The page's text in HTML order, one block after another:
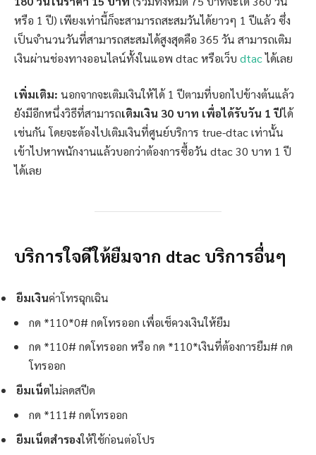
หรือ 1 ปี) เพียงเท่านี้ก็จะสามารถสะสมวันได้ยาวๆ 1 ปีแล้ว ซึ่ง
เป็นจำนวนวันที่สามารถสะสมได้สูงสุดคือ 365 วัน สามารถเติม
เงินผ่านช่องทางออนไลน์ทั้งในแอพ dtac หรือเว็บ dtacได้เลย
เพิ่มเติม: นอกจากจะเติมเงินให้ได้ 1 ปีตามที่บอกไปข้างต้นแล้ว
ยังมีอีกหนึ่งวิธีที่สามารถเติมเงิน 30 บาท เพื่อได้รับวัน 1 ปีได้
เช่นกัน โดยจะต้องไปเติมเงินที่ศูนย์บริการ true-dtac เท่านั้น
เข้าไปหาพนักงานแล้วบอกว่าต้องการซื้อวัน dtac 30 บาท 1 ปี
ได้เลย
บริการใจดีให้ยืมจาก dtac บริการอื่นๆ
ยืมเงินค่าโทรฉุกเฉิน
กด *110*0# กดโทรออก เพื่อเช็ควงเงินให้ยืม
กด *110# กดโทรออก หรือ กด *110*เงินที่ต้องการยืม# กด
โทรออก
ยืมเน็ตไม่ลดสปีด
กด *111# กดโทรออก
ยืมเน็ตสำรองให้ใช้ก่อนต่อโปร